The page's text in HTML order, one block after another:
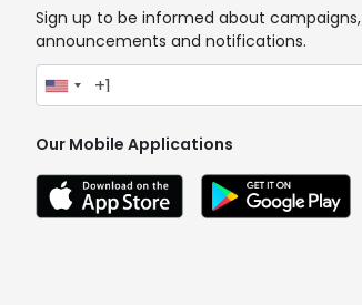
Sign up to be informed about campaigns,
announcements and notifications.
Our Mobile Applications